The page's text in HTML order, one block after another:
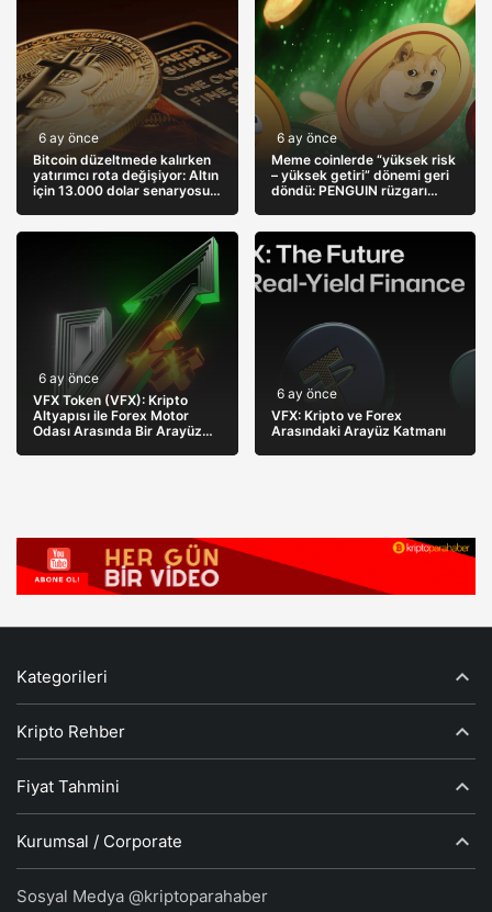
6 ay önce
Bitcoin düzeltmede kalırken
yatırımcı rota değişiyor: Altın
için 13.000 dolar senaryosu
6 ay önce
Meme coinlerde “yüksek risk
– yüksek getiri” dönemi geri
döndü: PENGUIN rüzgarı
6 ay önce
VFX Token (VFX): Kripto
Altyapısı ile Forex Motor
Odası Arasında Bir Arayüz
6 ay önce
VFX: Kripto ve Forex
Arasındaki Arayüz Katmanı
Kategorileri
Kripto Rehber
Fiyat Tahmini
Kurumsal / Corporate
Sosyal Medya @kriptoparahaber